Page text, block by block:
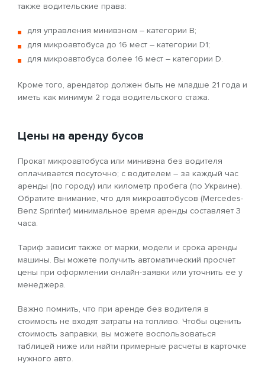
также водительские права:
для управления минивэном – категории B;
для микроавтобуса до 16 мест – категории D1;
для микроавтобуса более 16 мест – категории D.
Кроме того, арендатор должен быть не младше 21 года и
иметь как минимум 2 года водительского стажа.
Цены на аренду бусов
Прокат микроавтобуса или минивэна без водителя
оплачивается посуточно; с водителем – за каждый час
аренды (по городу) или километр пробега (по Украине).
Обратите внимание, что для микроавтобусов (Mercedes-
Benz Sprinter) минимальное время аренды составляет 3
часа.
Тариф зависит также от марки, модели и срока аренды
машины. Вы можете получить автоматический просчет
цены при оформлении онлайн-заявки или уточнить ее у
менеджера.
Важно помнить, что при аренде без водителя в
стоимость не входят затраты на топливо. Чтобы оценить
стоимость заправки, вы можете воспользоваться
таблицей ниже или найти примерные расчеты в карточке
нужного авто.